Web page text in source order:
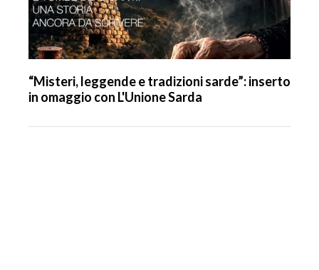
“Misteri, leggende e tradizioni sarde”: inserto
in omaggio con L'Unione Sarda